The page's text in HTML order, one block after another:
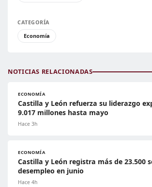
CATEGORÍA
Economía
NOTICIAS RELACIONADAS
ECONOMÍA
Castilla y León refuerza su liderazgo
9.017 millones hasta mayo
Hace 3h
ECONOMÍA
Castilla y León registra más de 23.500
desempleo en junio
Hace 4h